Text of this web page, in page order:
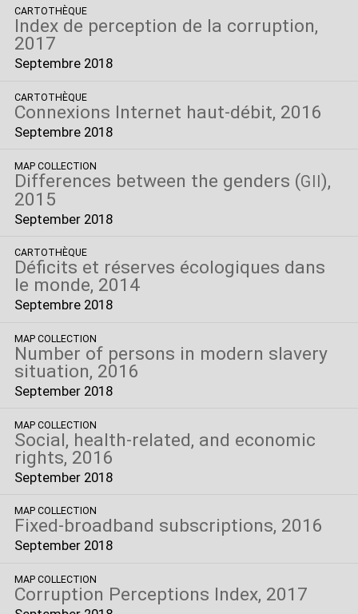
CARTOTHÈQUE
Index de perception de la corruption,
2017
Septembre 2018
CARTOTHÈQUE
Connexions Internet haut-débit, 2016
Septembre 2018
MAP COLLECTION
Differences between the genders (GII ),
2015
September 2018
CARTOTHÈQUE
Déficits et réserves écologiques dans
le monde, 2014
Septembre 2018
MAP COLLECTION
Number of persons in modern slavery
situation, 2016
September 2018
MAP COLLECTION
Social, health-related, and economic
rights, 2016
September 2018
MAP COLLECTION
Fixed-broadband subscriptions, 2016​
September 2018
MAP COLLECTION
Corruption Perceptions Index, 2017